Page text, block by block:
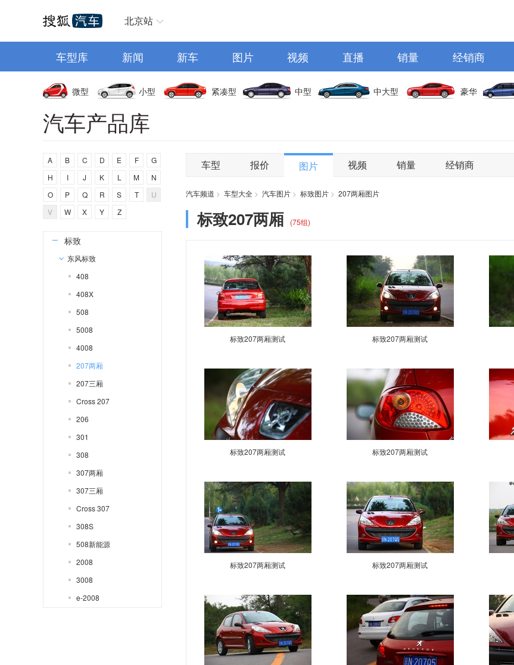
北京站
车型库 新闻 新车 图片 视频 直播 销量 经销商
微型 小型 紧凑型 中型 中大型 豪华
汽车产品库
A B C D E F
G
H
I J K L M
N
O
P Q R S T
U
V
W X Y Z
阿尔法罗密欧
安凯客车
比亚迪
奔驰
宝马
标致
东风标致
408
408X
508
5008
4008
207两厢
207三厢
Cross 207
206
301
308
307两厢
307三厢
Cross 307
308S
508新能源
2008
3008
e-2008
车型 报价 图片 视频 销量 经销商
汽车频道 > 车型大全 > 汽车图片 > 标致图片 > 207两厢图片
标致207两厢 (75组)
标致207两厢测试 标致207两厢测试
标致207两厢测试 标致207两厢测试
标致207两厢测试 标致207两厢测试